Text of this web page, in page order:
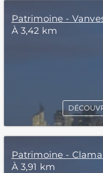
Patrimoine -
À 3,42 km
Patrimoine -
À 3,91 km